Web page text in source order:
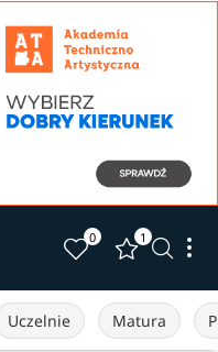
0 1
Uczelnie Matura